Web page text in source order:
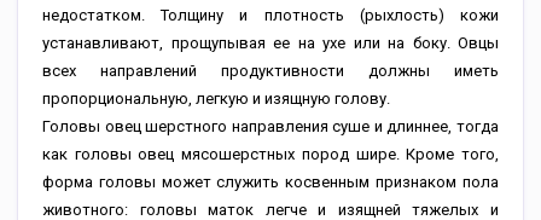
недостатком. Толщину и плотность (рыхлость) кожи
устанавливают, прощупывая ее на ухе или на боку. Овцы
всех направлений продуктивности должны иметь
пропорциональную, легкую и изящную голову.
Головы овец шерстного направления суше и длиннее, тогда
как головы овец мясошерстных пород шире. Кроме того,
форма головы может служить косвенным признаком пола
животного: головы маток легче и изящней тяжелых и